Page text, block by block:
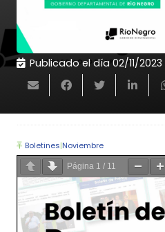
Publicado el día02/11/2023
Boletines|Noviembre
Página 1 / 11